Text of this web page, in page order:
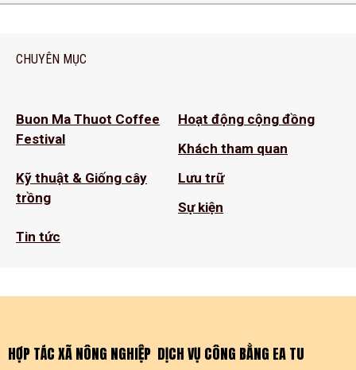
CHUYÊN MỤC
Buon Ma Thuot Coffee
Festival
Hoạt động cộng đồng
Khách tham quan
Kỹ thuật & Giống cây
trồng
Lưu trữ
Sự kiện
Tin tức
HỢP TÁC XÃ NÔNG NGHIỆP DỊCH VỤ CÔNG BẰNG EA TU